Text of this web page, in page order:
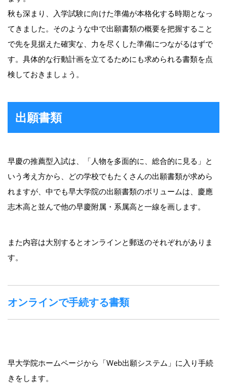
秋も深まり、入学試験に向けた準備が本格化する時期となっ
てきました。そのような中で出願書類の概要を把握すること
で先を見据えた確実な、力を尽くした準備につながるはずで
す。具体的な行動計画を立てるためにも求められる書類を点
検しておきましょう。
出願書類
早慶の推薦型入試は、「人物を多面的に、総合的に見る」と
いう考え方から、どの学校でもたくさんの出願書類が求めら
れますが、中でも早大学院の出願書類のボリュームは、慶應
志木高と並んで他の早慶附属・系属高と一線を画します。
また内容は大別するとオンラインと郵送のそれぞれがありま
す。
オンラインで手続する書類
早大学院ホームページから「Web出願システム」に入り手続
きをします。